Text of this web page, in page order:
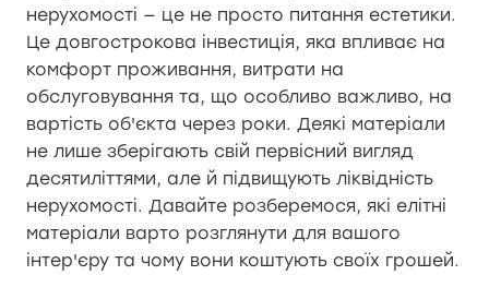
нерухомості — це не просто питання естетики.
Це довгострокова інвестиція, яка впливає на
комфорт проживання, витрати на
обслуговування та, що особливо важливо, на
вартість об'єкта через роки. Деякі матеріали
не лише зберігають свій первісний вигляд
десятиліттями, але й підвищують ліквідність
нерухомості. Давайте розберемося, які елітні
матеріали варто розглянути для вашого
інтер'єру та чому вони коштують своїх грошей.